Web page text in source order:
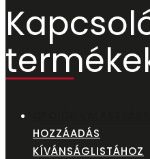
HOZZÁADÁS
KÍVÁNSÁGLISTÁHOZ